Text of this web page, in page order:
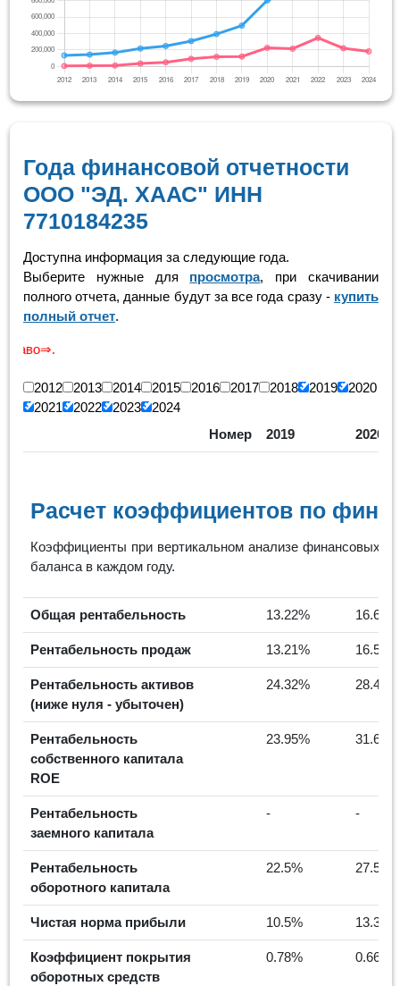
Года финансовой отчетности
ООО "ЭД. ХААС" ИНН
7710184235
Доступна информация за следующие года.
Выберите нужные для просмотра, при скачивании
полного отчета, данные будут за все года сразу - купить
полный отчет.
2012 2013 2014 2015 2016 2017 2018 2019
2020
2021
2022 2023
2024
Номер
2019 2020
Расчет коэффициентов по
Коэффициенты при вертикальном анализе финансовых
баланса в каждом году.
Общая рентабельность 13.22% 16.66%
Рентабельность продаж 13.21% 16.59%
Рентабельность активов
(ниже нуля - убыточен)
24.32% 28.43%
Рентабельность
собственного капитала
ROE
23.95% 31.65%
Рентабельность
заемного капитала
- -
Рентабельность
оборотного капитала
22.5% 27.59%
Чистая норма прибыли 10.5% 13.31%
Коэффициент покрытия
оборотных средств
0.78% 0.66%